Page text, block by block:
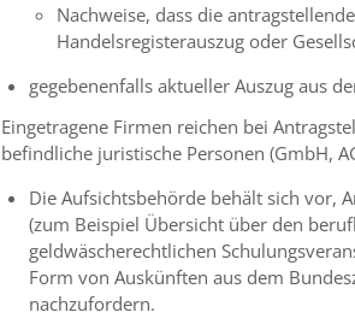
Nachweise, dass die
Handelsregisterauszug oder
gegebenenfalls aktueller Auszug aus
Eingetragene Firmen reichen bei
befindliche juristische Personen (GmbH,
Die Aufsichtsbehörde behält sich vor,
(zum Beispiel Übersicht über den
geldwäscherechtlichen
Form von Auskünften aus dem
nachzufordern.